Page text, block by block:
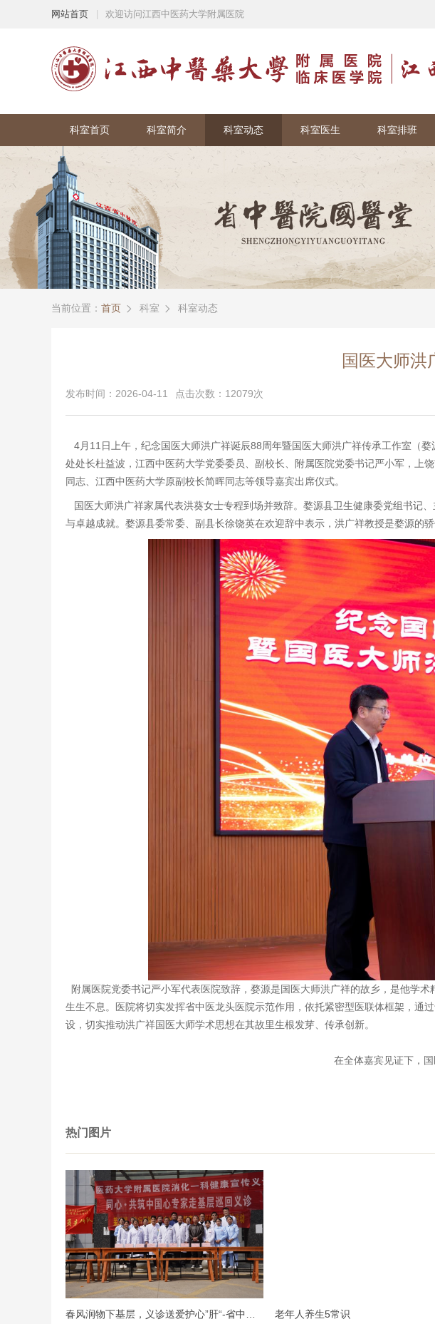
网站首页 欢迎访问江西中医药大学附属医院
科室首页 科室简介 科室动态 科室医生 科室排班
当前位置： 首页  科室  科室动态
国医大师洪
发布时间：2026-04-11 点击次数：12079次
4月11日上午，纪念国医大师洪广祥诞辰88周年暨国医大师洪广祥传承工作室（
处处长杜益波，江西中医药大学党委委员、副校长、附属医院党委书记严小军，上
同志、江西中医药大学原副校长简晖同志等领导嘉宾出席仪式。
国医大师洪广祥家属代表洪葵女士专程到场并致辞。婺源县卫生健康委党组书记
与卓越成就。婺源县委常委、副县长徐饶英在欢迎辞中表示，洪广祥教授是婺源的
附属医院党委书记严小军代表医院致辞，婺源是国医大师洪广祥的故乡，是他学
生生不息。医院将切实发挥省中医龙头医院示范作用，依托紧密型医联体框架，通
设，切实推动洪广祥国医大师学术思想在其故里生根发芽、传承创新。
在全体嘉宾见证下，
热门图片
老年人养生5常识